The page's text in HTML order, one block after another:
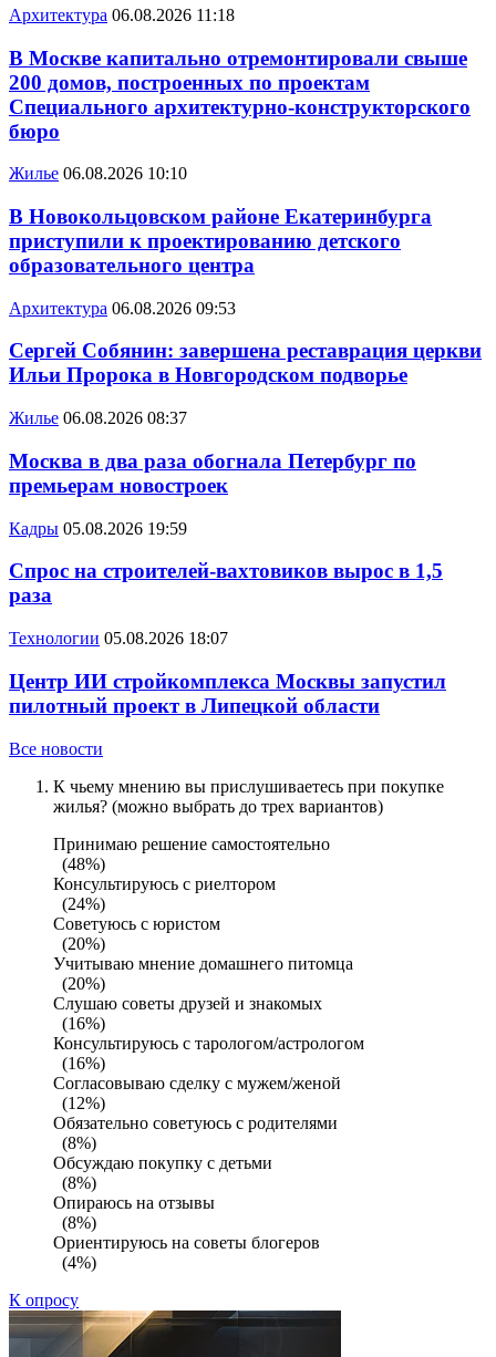
Архитектура 06.08.2026 11:18
В Москве капитально отремонтировали свыше
200 домов, построенных по проектам
Специального архитектурно-конструкторского
бюро
Жилье 06.08.2026 10:10
В Новокольцовском районе Екатеринбурга
приступили к проектированию детского
образовательного центра
Архитектура 06.08.2026 09:53
Сергей Собянин: завершена реставрация церкви
Ильи Пророка в Новгородском подворье
Жилье 06.08.2026 08:37
Москва в два раза обогнала Петербург по
премьерам новостроек
Кадры 05.08.2026 19:59
Спрос на строителей-вахтовиков вырос в 1,5
раза
Технологии 05.08.2026 18:07
Центр ИИ стройкомплекса Москвы запустил
пилотный проект в Липецкой области
Все новости
К чьему мнению вы прислушиваетесь при покупке
жилья? (можно выбрать до трех вариантов)
Принимаю решение самостоятельно
(48%)
Консультируюсь с риелтором
(24%)
Советуюсь с юристом
(20%)
Учитываю мнение домашнего питомца
(20%)
Слушаю советы друзей и знакомых
(16%)
Консультируюсь с тарологом/астрологом
(16%)
Согласовываю сделку с мужем/женой
(12%)
Обязательно советуюсь с родителями
(8%)
Обсуждаю покупку с детьми
(8%)
Опираюсь на отзывы
(8%)
Ориентируюсь на советы блогеров
(4%)
К опросу